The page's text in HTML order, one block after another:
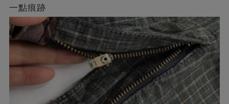
一點痕跡